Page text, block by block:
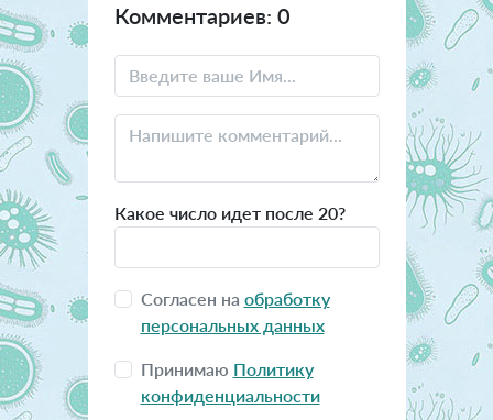
Комментариев: 0
Какое число идет после 20?
Согласен на обработку
персональных данных
Принимаю Политику
конфиденциальности